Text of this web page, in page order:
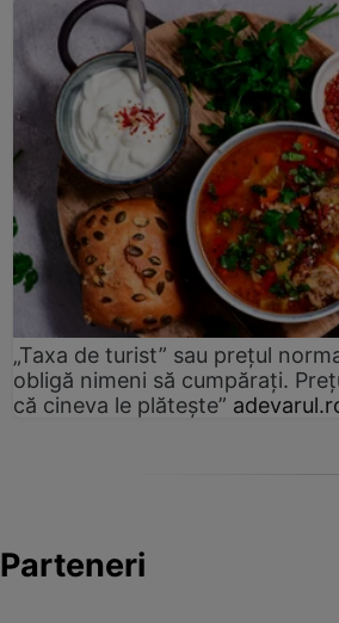
„Taxa de turist” sau prețul
obligă nimeni să cumpărați.
că cineva le plătește”
Parteneri